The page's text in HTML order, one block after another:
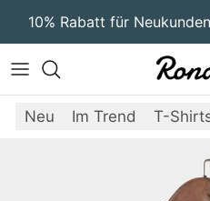
Direkt zum Inhalt
10% Rabatt für
Neu Im Trend T-